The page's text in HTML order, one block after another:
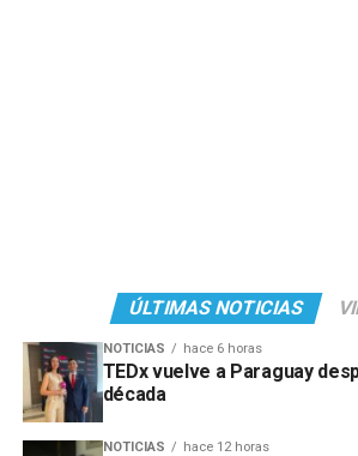
ÚLTIMAS NOTICIAS
NOTICIAS hace 6 horas
TEDx vuelve a Paraguay
década
NOTICIAS hace 12 horas